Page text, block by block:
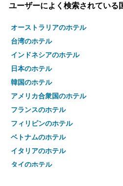
ユーザーによく検索されている
オーストラリアのホテル
台湾のホテル
インドネシアのホテル
日本のホテル
韓国のホテル
アメリカ合衆国のホテル
フランスのホテル
フィリピンのホテル
ベトナムのホテル
イタリアのホテル
タイのホテル